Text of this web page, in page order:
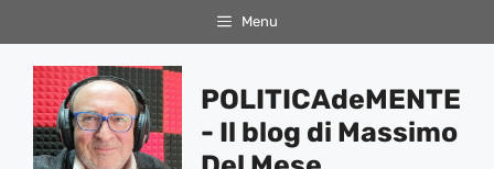
al
contenuto
Menu
POLITICAdeMENTE
- Il blog di Massimo